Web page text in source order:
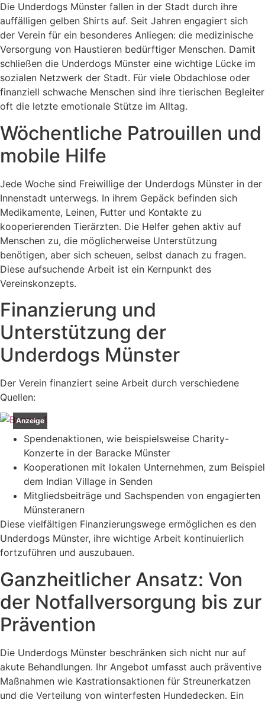
Die Underdogs Münster fallen in der Stadt durch ihre
auffälligen gelben Shirts auf. Seit Jahren engagiert sich
der Verein für ein besonderes Anliegen: die medizinische
Versorgung von Haustieren bedürftiger Menschen. Damit
schließen die Underdogs Münster eine wichtige Lücke im
sozialen Netzwerk der Stadt. Für viele Obdachlose oder
finanziell schwache Menschen sind ihre tierischen Begleiter
oft die letzte emotionale Stütze im Alltag.
Wöchentliche Patrouillen und
mobile Hilfe
Jede Woche sind Freiwillige der Underdogs Münster in der
Innenstadt unterwegs. In ihrem Gepäck befinden sich
Medikamente, Leinen, Futter und Kontakte zu
kooperierenden Tierärzten. Die Helfer gehen aktiv auf
Menschen zu, die möglicherweise Unterstützung
benötigen, aber sich scheuen, selbst danach zu fragen.
Diese aufsuchende Arbeit ist ein Kernpunkt des
Vereinskonzepts.
Finanzierung und
Unterstützung der
Underdogs Münster
Der Verein finanziert seine Arbeit durch verschiedene
Quellen:
Anzeige
Spendenaktionen, wie beispielsweise Charity-
Konzerte in der Baracke Münster
Kooperationen mit lokalen Unternehmen, zum Beispiel
dem Indian Village in Senden
Mitgliedsbeiträge und Sachspenden von engagierten
Münsteranern
Diese vielfältigen Finanzierungswege ermöglichen es den
Underdogs Münster, ihre wichtige Arbeit kontinuierlich
fortzuführen und auszubauen.
Ganzheitlicher Ansatz: Von
der Notfallversorgung bis zur
Prävention
Die Underdogs Münster beschränken sich nicht nur auf
akute Behandlungen. Ihr Angebot umfasst auch präventive
Maßnahmen wie Kastrationsaktionen für Streunerkatzen
und die Verteilung von winterfesten Hundedecken. Ein